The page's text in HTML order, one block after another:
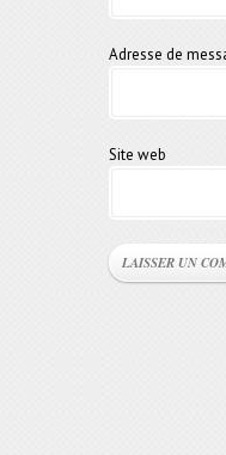
Adresse de
Site web